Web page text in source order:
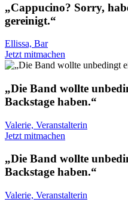
„Cappucino? Sorry,
gereinigt.“
Ellissa, Bar
Jetzt mitmachen
„Die Band wollte
Backstage haben.“
Valerie, Veranstalterin
Jetzt mitmachen
„Die Band wollte
Backstage haben.“
Valerie, Veranstalterin